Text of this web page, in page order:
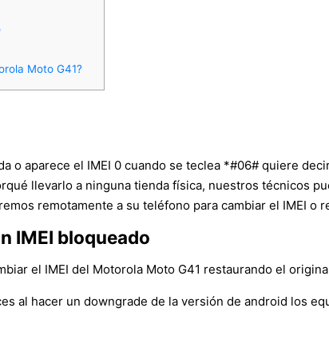
Moto G41?
o aparece el IMEI 0 cuando se teclea *#06# quiere
llevarlo a ninguna tienda física, nuestros técnicos
remotamente a su teléfono para cambiar el IMEI o
IMEI bloqueado
el IMEI del Motorola Moto G41 restaurando el
al hacer un downgrade de la versión de android los